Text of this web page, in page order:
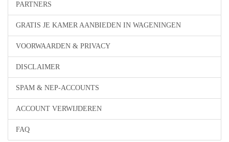
PARTNERS
GRATIS JE KAMER AANBIEDEN IN WAGENINGEN
VOORWAARDEN & PRIVACY
DISCLAIMER
SPAM & NEP-ACCOUNTS
ACCOUNT VERWIJDEREN
FAQ